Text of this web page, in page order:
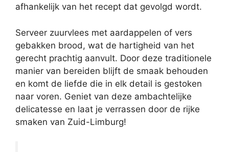
afhankelijk van het recept dat gevolgd wordt.
Serveer zuurvlees met aardappelen of vers
gebakken brood, wat de hartigheid van het
gerecht prachtig aanvult. Door deze traditionele
manier van bereiden blijft de smaak behouden
en komt de liefde die in elk detail is gestoken
naar voren. Geniet van deze ambachtelijke
delicatesse en laat je verrassen door de rijke
smaken van Zuid-Limburg!